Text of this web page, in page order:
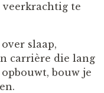
veerkrachtig te
slaap,
carrière die lang
bouw je